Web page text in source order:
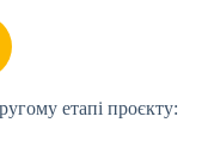
етапі проєкту: